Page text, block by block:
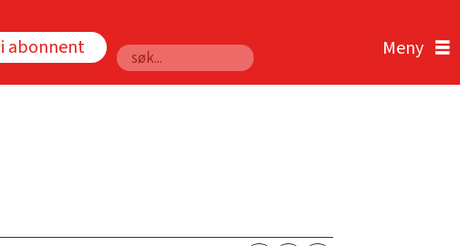
abonnent
Søk